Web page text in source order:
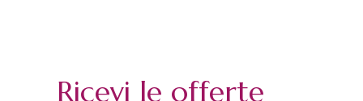
Ricevi le offerte